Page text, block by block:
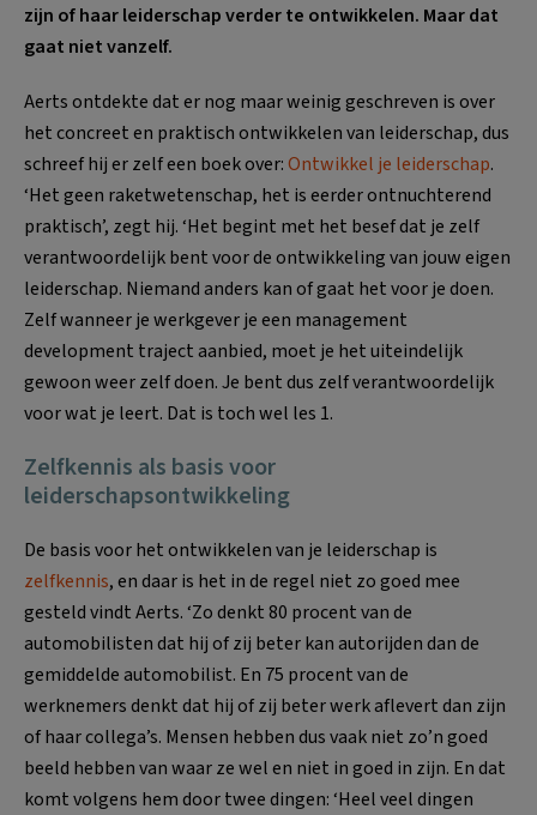
zijn of haar leiderschap verder te ontwikkelen. Maar dat
gaat niet vanzelf.
Aerts ontdekte dat er nog maar weinig geschreven is over
het concreet en praktisch ontwikkelen van leiderschap, dus
schreef hij er zelf een boek over:Ontwikkel je leiderschap.
‘Het geen raketwetenschap, het is eerder ontnuchterend
praktisch’, zegt hij. ‘Het begint met het besef dat je zelf
verantwoordelijk bent voor de ontwikkeling van jouw eigen
leiderschap. Niemand anders kan of gaat het voor je doen.
Zelf wanneer je werkgever je een management
development traject aanbied, moet je het uiteindelijk
gewoon weer zelf doen. Je bent dus zelf verantwoordelijk
voor wat je leert. Dat is toch wel les 1.
Zelfkennis als basis voor
leiderschapsontwikkeling
De basis voor het ontwikkelen van je leiderschap is
zelfkennis, en daar is het in de regel niet zo goed mee
gesteld vindt Aerts. ‘Zo denkt 80 procent van de
automobilisten dat hij of zij beter kan autorijden dan de
gemiddelde automobilist. En 75 procent van de
werknemers denkt dat hij of zij beter werk aflevert dan zijn
of haar collega’s. Mensen hebben dus vaak niet zo’n goed
beeld hebben van waar ze wel en niet in goed in zijn. En dat
komt volgens hem door twee dingen: ‘Heel veel dingen